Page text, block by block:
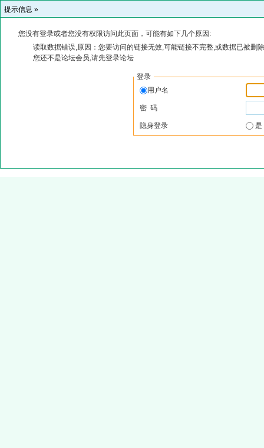
提示信息 »
您没有登录或者您没有权限访问此页面，可能有如下几个原因:
读取数据错误,原因：您要访问的链接无效,可能链接不完整,或数据已被删
您还不是论坛会员,请先登录论坛
登录
用户名
密 码
隐身登录